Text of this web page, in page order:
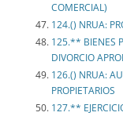
COMERCIAL)
124.() NRUA:
125.** BIENES
DIVORCIO
126.() NRUA:
PROPIETARIOS
127.**